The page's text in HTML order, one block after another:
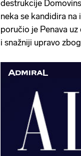
destrukcije
neka se kandidira
poručio je Penava
i snažniji upravo